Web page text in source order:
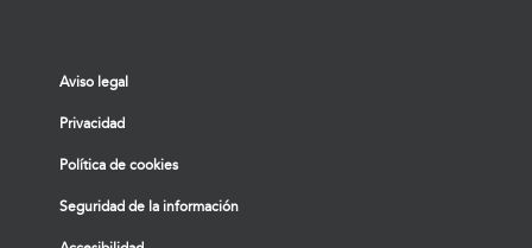
Aviso legal
Privacidad
Política de cookies
Seguridad de la información